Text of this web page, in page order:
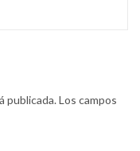
publicada.Los campos